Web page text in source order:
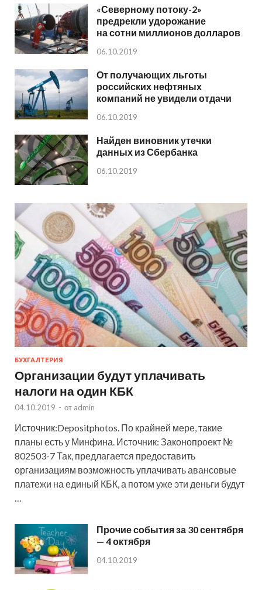
«Северному потоку-2»
предрекли удорожание
на сотни миллионов долларов
06.10.2019
От получающих льготы
российских нефтяных
компаний не увидели отдачи
06.10.2019
Найден виновник утечки
данных из Сбербанка
06.10.2019
БУХГАЛТЕРИЯ
Организации будут уплачивать
налоги на один КБК
04.10.2019 - от admin
Источник:Depositphotos. По крайней мере, такие
планы есть у Минфина. Источник: Законопроект №
802503-7 Так, предлагается предоставить
организациям возможность уплачивать авансовые
платежи на единый КБК, а потом уже эти деньги будут
…
Прочие события за 30 сентября
— 4 октября
04.10.2019